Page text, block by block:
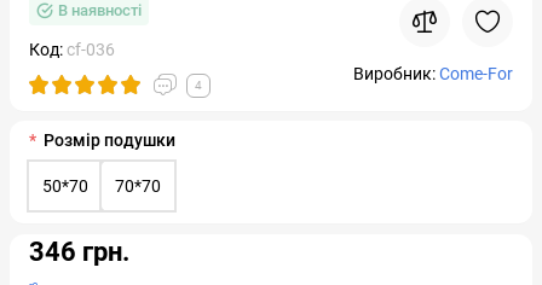
В наявності
Код:cf-036
4
Виробник:Come-For
Розмір подушки
50*70 70*70
346 грн.